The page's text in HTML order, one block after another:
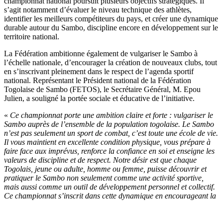
s’agit notamment d’évaluer le niveau technique des athlètes,
identifier les meilleurs compétiteurs du pays, et créer une dynamique
durable autour du Sambo, discipline encore en développement sur le
territoire national.
La Fédération ambitionne également de vulgariser le Sambo à
l’échelle nationale, d’encourager la création de nouveaux clubs, tout
en s’inscrivant pleinement dans le respect de l’agenda sportif
national. Représentant le Président national de la Fédération
Togolaise de Sambo (FETOS), le Secrétaire Général, M. Epou
Julien, a souligné la portée sociale et éducative de l’initiative.
« Ce championnat porte une ambition claire et forte : vulgariser le
Sambo auprès de l’ensemble de la population togolaise. Le Sambo
n’est pas seulement un sport de combat, c’est toute une école de vie.
Il vous maintient en excellente condition physique, vous prépare à
faire face aux imprévus, renforce la confiance en soi et enseigne les
valeurs de discipline et de respect. Notre désir est que chaque
Togolais, jeune ou adulte, homme ou femme, puisse découvrir et
pratiquer le Sambo non seulement comme une activité sportive,
mais aussi comme un outil de développement personnel et collectif.
Ce championnat s’inscrit dans cette dynamique en encourageant la